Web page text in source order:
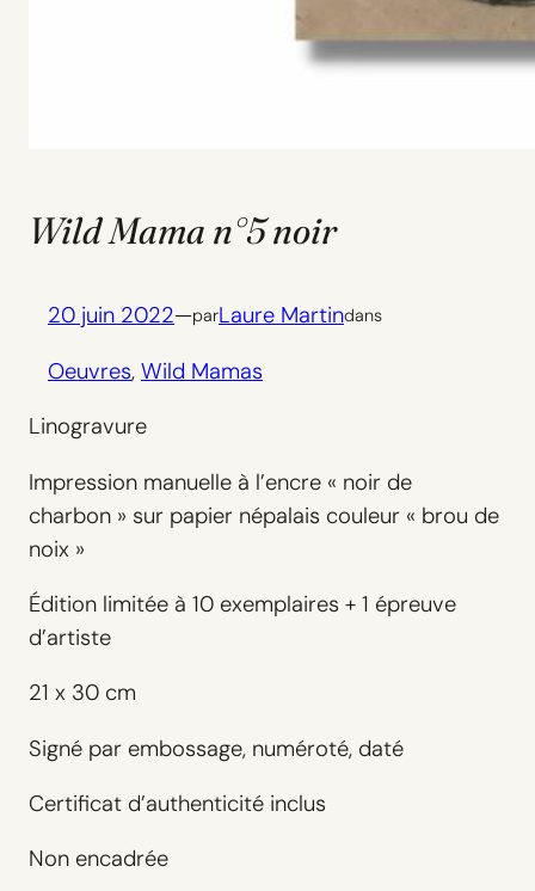
Wild Mama n°5 noir
20 juin 2022—parLaure Martindans
Oeuvres, Wild Mamas
Linogravure
Impression manuelle à l’encre « noir de
charbon » sur papier népalais couleur « brou de
noix »
Édition limitée à 10 exemplaires + 1 épreuve
d’artiste
21 x 30 cm
Signé par embossage, numéroté, daté
Certificat d’authenticité inclus
Non encadrée